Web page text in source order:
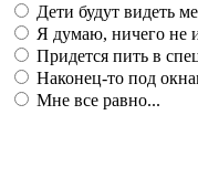
Дети будут видеть
Я думаю, ничего не
Придется пить в
Наконец-то под
Мне все равно...